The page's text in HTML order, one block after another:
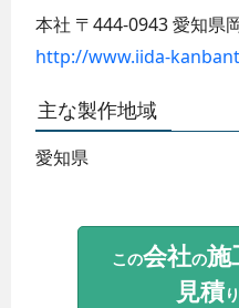
本社 〒444-0943愛知県
http://www.iida-
主な製作地域
愛知県
この会社の施
見積り